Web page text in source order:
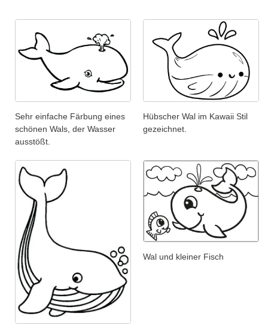
Sehr einfache Färbung eines
schönen Wals, der Wasser
ausstößt.
Hübscher Wal im Kawaii Stil
gezeichnet.
Wal und kleiner Fisch